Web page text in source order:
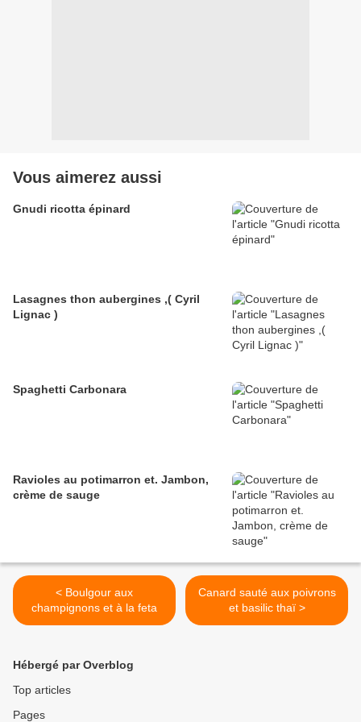
Vous aimerez aussi
Gnudi ricotta épinard
Lasagnes thon aubergines ,( Cyril
Lignac )
Spaghetti Carbonara
Ravioles au potimarron et. Jambon,
crème de sauge
< Boulgour aux
champignons et à la feta
Canard sauté aux poivrons
et basilic thaï >
Hébergé par Overblog
Top articles
Pages